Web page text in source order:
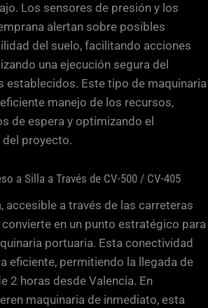
Los sensores de presión y los
alertan sobre posibles
del suelo, facilitando acciones
una ejecución segura del
establecidos. Este tipo de maquinaria
manejo de los recursos,
de espera y optimizando el
proyecto.
a Silla a Través de CV-500 / CV-405
accesible a través de las carreteras
convierte en un punto estratégico para
portuaria. Esta conectividad
eficiente, permitiendo la llegada de
2 horas desde Valencia. En
maquinaria de inmediato, esta